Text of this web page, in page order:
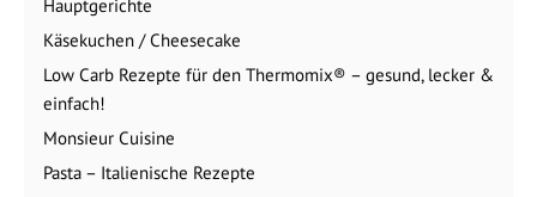
Hauptgerichte
Käsekuchen / Cheesecake
Low Carb Rezepte für den Thermomix® – gesund, lecker &
einfach!
Monsieur Cuisine
Pasta – Italienische Rezepte